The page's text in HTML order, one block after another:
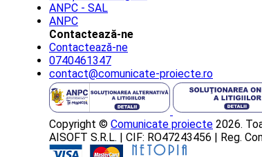
ANPC - SAL
ANPC
Contactează-ne
Contactează-ne
0740461347
contact@comunicate-proiecte.ro
Copyright © Comunicate proiecte 2026.
AISOFT S.R.L. | CIF: RO47243456 | Reg.